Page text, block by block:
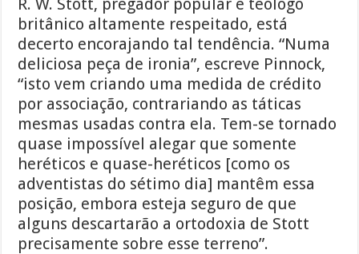
R. W. Stott, pregador popular e teólogo
britânico altamente respeitado, está
decerto encorajando tal tendência. “Numa
deliciosa peça de ironia”, escreve Pinnock,
“isto vem criando uma medida de crédito
por associação, contrariando as táticas
mesmas usadas contra ela. Tem-se tornado
quase impossível alegar que somente
heréticos e quase-heréticos [como os
adventistas do sétimo dia] mantêm essa
posição, embora esteja seguro de que
alguns descartarão a ortodoxia de Stott
precisamente sobre esse terreno”.